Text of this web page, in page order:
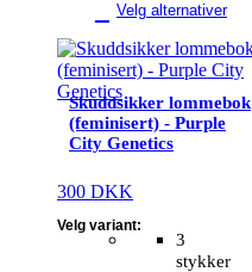
Velg alternativer
Skuddsikker lommebok
(feminisert) - Purple
City Genetics
300 DKK
3
stykker
Velg variant:
Dette
produktet
har
flere
varianter.
Alternativene
velges
på
produktsiden